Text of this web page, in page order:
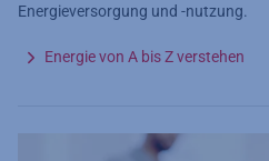
Energieversorgung und -nutzung.
Energie von A bis Z verstehen